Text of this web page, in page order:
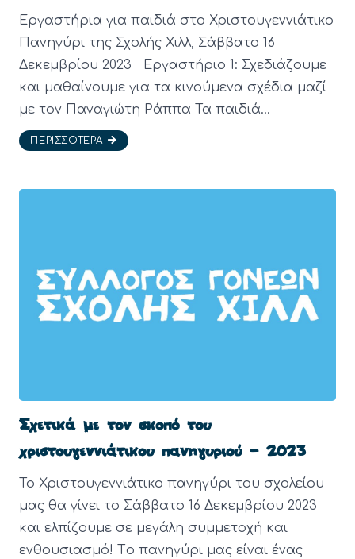
Εργαστήρια για παιδιά στο Χριστουγεννιάτικο
Πανηγύρι της Σχολής Χιλλ, Σάββατο 16
Δεκεμβρίου 2023 Εργαστήριο 1: Σχεδιάζουμε
και μαθαίνουμε για τα κινούμενα σχέδια μαζί
με τον Παναγιώτη Ράππα Τα παιδιά…
ΠΕΡΙΣΣΌΤΕΡΑ
Σχετικά με τον σκοπό του
χριστουγεννιάτικου πανηγυριού – 2023
Το Χριστουγεννιάτικο πανηγύρι του σχολείου
μας θα γίνει το Σάββατο 16 Δεκεμβρίου 2023
και ελπίζουμε σε μεγάλη συμμετοχή και
ενθουσιασμό! Tο πανηγύρι μας είναι ένας